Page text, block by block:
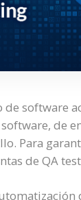
software
de
Para
de QA